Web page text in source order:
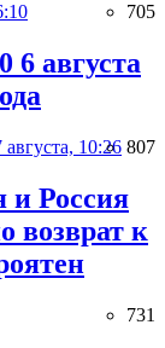
705
6 августа
августа, 10:26 807
и Россия
возврат к
731